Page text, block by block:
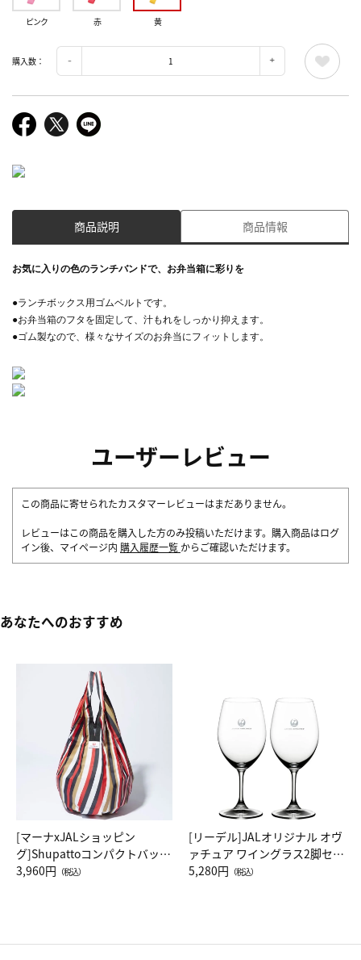
ピンク 赤 黄
購入数：
商品説明 商品情報
お気に入りの色のランチバンドで、お弁当箱に彩りを
●ランチボックス用ゴムベルトです。
●お弁当箱のフタを固定して、汁もれをしっかり抑えます。
●ゴム製なので、様々なサイズのお弁当にフィットします。
ユーザーレビュー
この商品に寄せられたカスタマーレビューはまだありません。
レビューはこの商品を購入した方のみ投稿いただけます。購入商品はログ
イン後、マイページ内 購入履歴一覧 からご確認いただけます。
あなたへのおすすめ
[マーナxJALショッピン
グ]Shupattoコンパクトバッグ
Drop JAL客室乗務員（LC）ス
3,960円 （税込）
[リーデル]JALオリジナル オヴ
ァチュア ワイングラス2脚セッ
ト（レッドワイン）
5,280円 （税込）